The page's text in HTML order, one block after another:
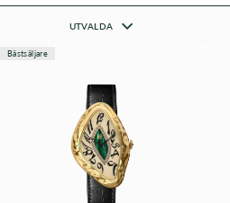
UTVALDA
Bästsäljare